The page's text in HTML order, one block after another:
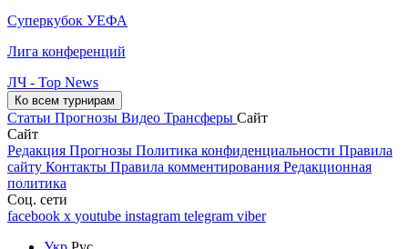
Суперкубок УЕФА
Лига конференций
ЛЧ - Top News
Ко всем турнирам
Статьи Прогнозы Видео Трансферы Сайт
Сайт
Редакция Прогнозы Политика конфиденциальности Правила
сайту Контакты Правила комментирования Редакционная
политика
Соц. сети
facebook x youtube instagram telegram viber